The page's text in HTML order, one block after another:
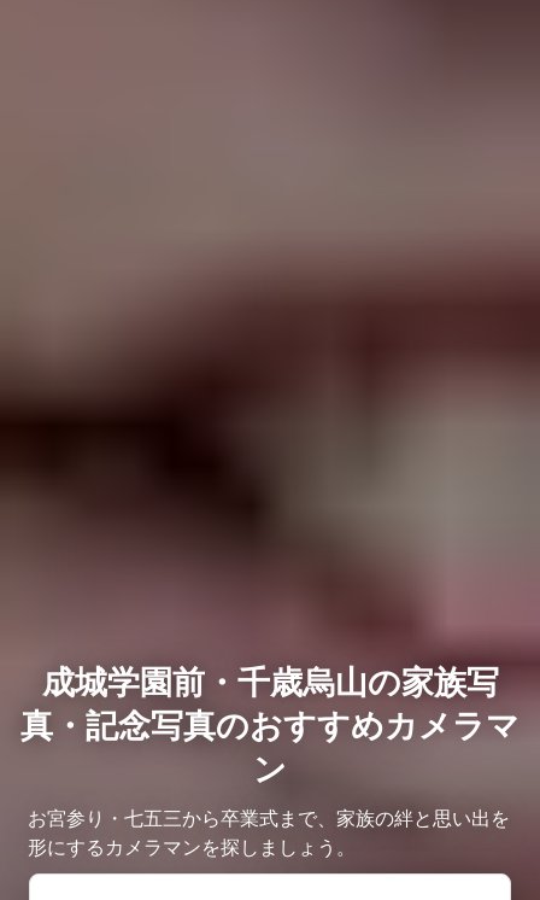
成城学園前・千歳烏山の家族写
真・記念写真のおすすめカメラマ
ン
お宮参り・七五三から卒業式まで、家族の絆と思い出を
形にするカメラマンを探しましょう。